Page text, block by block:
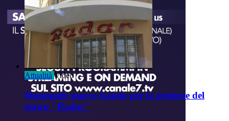
Attualità Video
Monopoli: nuovo bando per la gestione del
teatro "Radar"